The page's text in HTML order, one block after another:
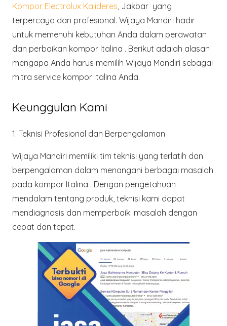
Kompor Electrolux Kalideres , Jakbar yang
terpercaya dan profesional. Wijaya Mandiri hadir
untuk memenuhi kebutuhan Anda dalam perawatan
dan perbaikan kompor Italina . Berikut adalah alasan
mengapa Anda harus memilih Wijaya Mandiri sebagai
mitra service kompor Italina Anda.
Keunggulan Kami
1. Teknisi Profesional dan Berpengalaman
Wijaya Mandiri memiliki tim teknisi yang terlatih dan
berpengalaman dalam menangani berbagai masalah
pada kompor Italina . Dengan pengetahuan
mendalam tentang produk, teknisi kami dapat
mendiagnosis dan memperbaiki masalah dengan
cepat dan tepat.